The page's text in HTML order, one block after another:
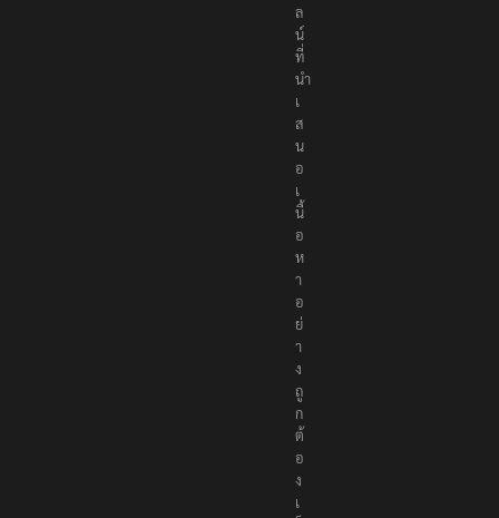
ไ
ล
น์
ที่
นำ
เ
ส
น
อ
เ
นื้
อ
ห
า
อ
ย่
า
ง
ถู
ก
ต้
อ
ง